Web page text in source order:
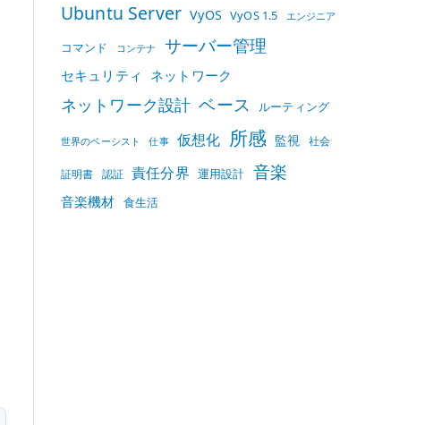
Ubuntu Server VyOS VyOS 1.5 エンジニア
コマンド コンテナ サーバー管理
セキュリティ ネットワーク
ネットワーク設計 ベース ルーティング
世界のベーシスト 仕事 仮想化 所感 監視 社会
証明書 認証 責任分界 運用設計 音楽
音楽機材 食生活